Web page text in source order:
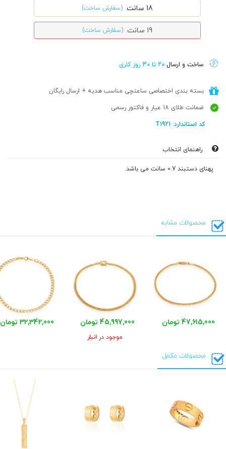
18 سانت (سفارش ساخت)
19 سانت (سفارش ساخت)
ساخت و ارسال 20 تا 30 روز کاری
بسته بندی اختصاصی ساعتچی مناسب هدیه + ارسال رایگان
ضمانت طلای 18 عیار و فاکتور رسمی
کد استاندارد: T1921
راهنمای انتخاب
پهنای دستبند 0.7 سانت می باشد.
محصولات مشابه
47,615,000 تومان 45,997,000 تومان
موجود در انبار
32,342,000 تومان
محصولات مکمل